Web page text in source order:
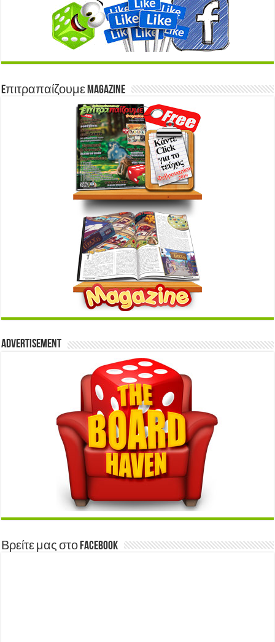
Eπιτραπαίζουμε Magazine
Advertisement
Βρείτε μας στο Facebook